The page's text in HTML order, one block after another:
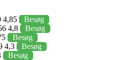
4,85
Besøg
4,8
Besøg
Besøg
4,3
Besøg
Besøg